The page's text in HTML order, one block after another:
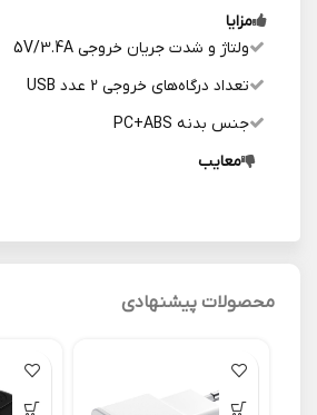
مزایا
ولتاژ و شدت جریان خروجی 5V/3.4A
تعداد درگاه‌های خروجی 2 عدد USB
جنس بدنه PC+ABS
معایب
محصولات پیشنهادی